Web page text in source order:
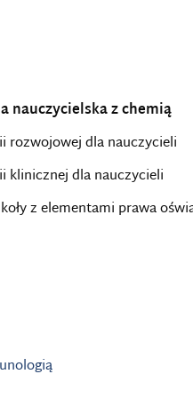
nauczycielska z chemią
rozwojowej dla nauczycieli
klinicznej dla nauczycieli
z elementami prawa